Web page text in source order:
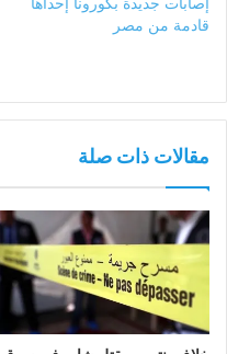
قادمة من مصر
مقالات ذات صلة